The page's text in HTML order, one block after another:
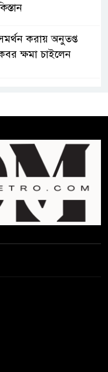
করায় অনুতপ্ত
ক্ষমা চাইলেন
ছাড়া অন্য সব শ্রেণিতে
শিক্ষা মন্ত্রণালয়
করতে নয়,
আদায়ে এসেছিঃ